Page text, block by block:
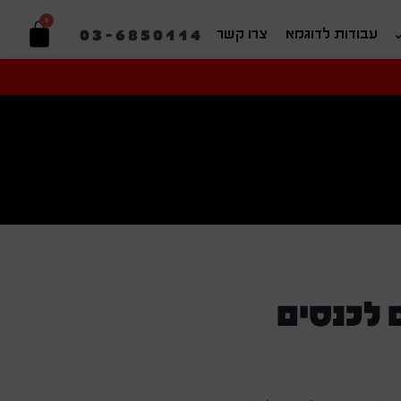
עבודות לדוגמא צרו קשר 03-6850114
0
לכנסים